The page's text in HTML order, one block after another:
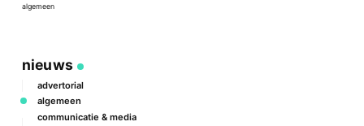
algemeen
nieuws
advertorial
algemeen
communicatie & media